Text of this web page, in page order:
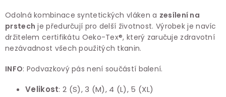
Odolná kombinace syntetických vláken a zesílení na
prstech je předurčují pro delší životnost. Výrobek je navíc
držitelem certifikátu Oeko-Tex®, který zaručuje zdravotní
nezávadnost všech použitých tkanin.
INFO: Podvazkový pás není součástí balení.
Velikost: 2 (S), 3 (M), 4 (L), 5 (XL)